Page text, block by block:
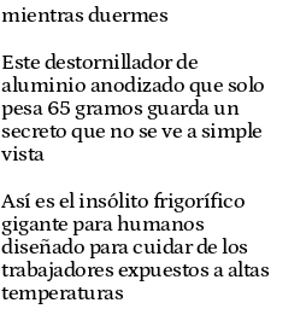
mientras duermes
Este destornillador de
aluminio anodizado que solo
pesa 65 gramos guarda un
secreto que no se ve a simple
vista
Así es el insólito frigorífico
gigante para humanos
diseñado para cuidar de los
trabajadores expuestos a altas
temperaturas